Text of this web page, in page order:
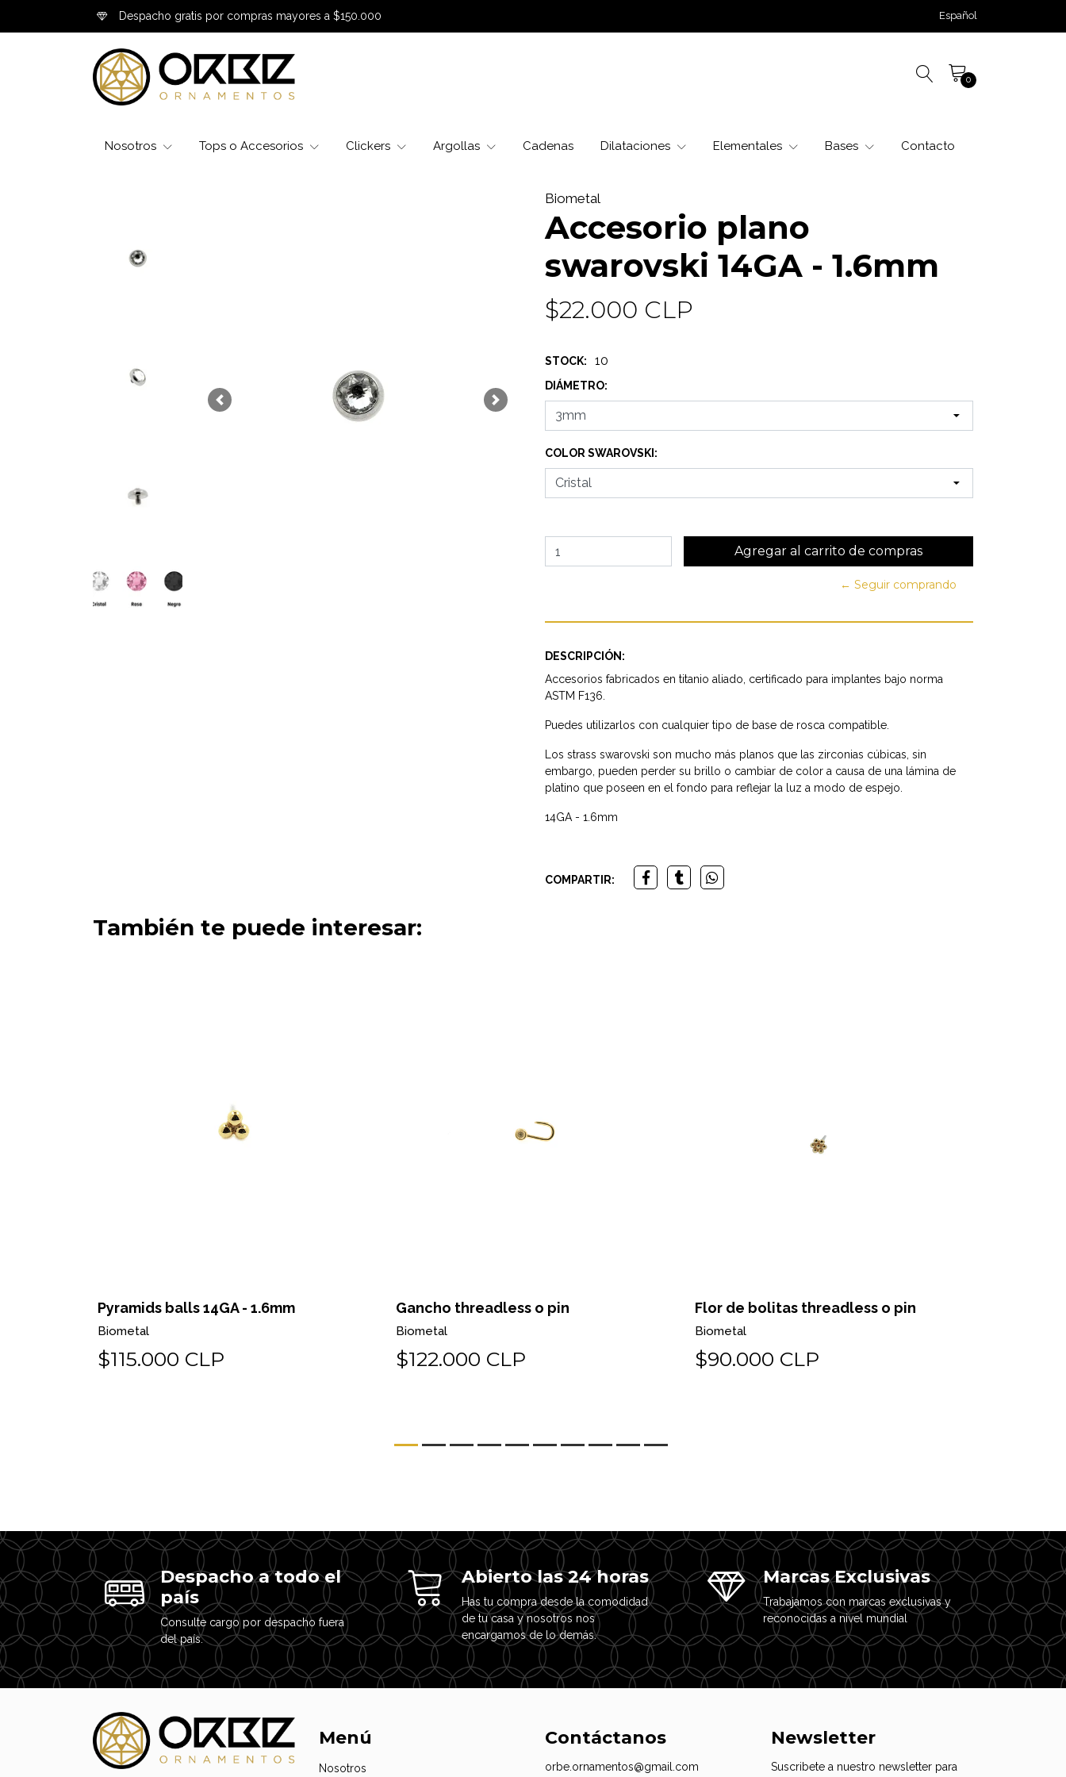
Despacho gratis por compras mayores a $150.000 Español
0
Nosotros Tops o Accesorios Clickers Argollas Cadenas Dilataciones Elementales Bases Contacto
Previous Next
Biometal
Accesorio plano
swarovski 14GA - 1.6mm
$22.000 CLP
STOCK: 10
DIÁMETRO:
COLOR SWAROVSKI:
← Seguir comprando
DESCRIPCIÓN:
Accesorios fabricados en titanio aliado, certificado para implantes bajo norma
ASTM F136.
Puedes utilizarlos con cualquier tipo de base de rosca compatible.
Los strass swarovski son mucho más planos que las zirconias cúbicas, sin
embargo, pueden perder su brillo o cambiar de color a causa de una lámina de
platino que poseen en el fondo para reflejar la luz a modo de espejo.
14GA - 1.6mm
COMPARTIR:
También te puede interesar:
Pyramids balls 14GA - 1.6mm
Biometal
$115.000 CLP
Gancho threadless o pin
Biometal
$122.000 CLP
Flor de bolitas threadless o pin
Biometal
$90.000 CLP
Despacho a todo el
país
Consulte cargo por despacho fuera
del país.
Abierto las 24 horas
Has tu compra desde la comodidad
de tu casa y nosotros nos
encargamos de lo demás.
Marcas Exclusivas
Trabajamos con marcas exclusivas y
reconocidas a nivel mundial
Menú
Nosotros
Contáctanos
orbe.ornamentos@gmail.com
Newsletter
Suscribete a nuestro newsletter para